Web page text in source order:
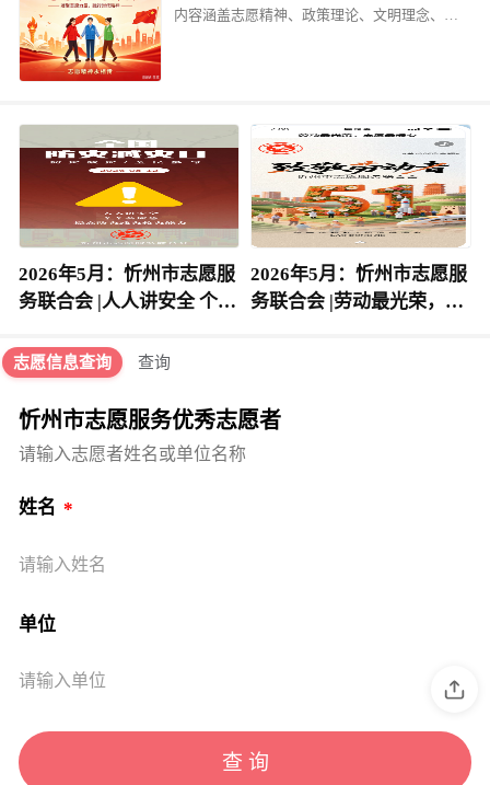
内容涵盖志愿精神、政策理论、文明理念、价值引领等方面的课程
2026年5月：忻州市志愿服
务联合会 |人人讲安全 个个
能力
2026年5月：忻州市志愿服
务联合会 |劳动最光荣，志
志愿信息查询 查询
忻州市志愿服务优秀志愿者
请输入志愿者姓名或单位名称
姓名
请输入姓名
单位
请输入单位
查 询